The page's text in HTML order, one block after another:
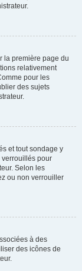
la première page du
relativement
pour les
des sujets
et tout sondage y
verrouillés pour
Selon les
ou non verrouiller
à des
des icônes de